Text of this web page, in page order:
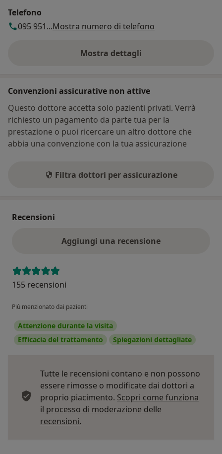
Telefono
095 951...Mostra numero di telefono
Mostra dettagli
sull'indirizzo
Convenzioni assicurative non attive
Questo dottore accetta solo pazienti privati. Verrà
richiesto un pagamento da parte tua per la
prestazione o puoi ricercare un altro dottore che
abbia una convenzione con la tua assicurazione
Filtra dottori per assicurazione
Recensioni
Aggiungi una recensione
155 recensioni
Più menzionato dai pazienti
Attenzione durante la visita
Efficacia del trattamento
Spiegazioni dettagliate
Tutte le recensioni contano e non possono
essere rimosse o modificate dai dottori a
proprio piacimento. Scopri come funziona
il processo di moderazione delle
recensioni.